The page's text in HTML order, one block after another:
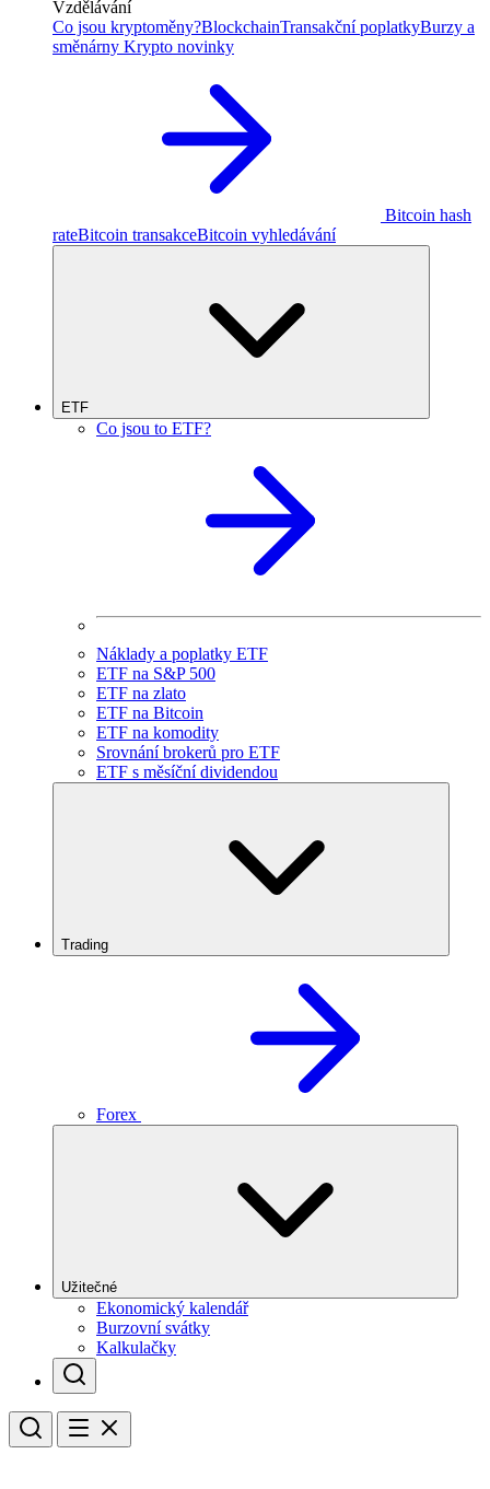
Vzdělávání
Co jsou kryptoměny?BlockchainTransakční poplatkyBurzy a
směnárny Krypto novinky
Bitcoin hash
rateBitcoin transakceBitcoin vyhledávání
ETF
Co jsou to ETF?
Náklady a poplatky ETF
ETF na S&P 500
ETF na zlato
ETF na Bitcoin
ETF na komodity
Srovnání brokerů pro ETF
ETF s měsíční dividendou
Trading
Forex
Užitečné
Ekonomický kalendář
Burzovní svátky
Kalkulačky